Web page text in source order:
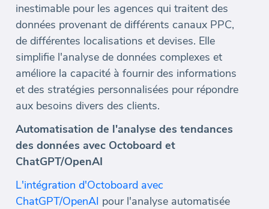
inestimable pour les agences qui traitent des
données provenant de différents canaux PPC,
de différentes localisations et devises. Elle
simplifie l'analyse de données complexes et
améliore la capacité à fournir des informations
et des stratégies personnalisées pour répondre
aux besoins divers des clients.
Automatisation de l'analyse des tendances
des données avec Octoboard et
ChatGPT/OpenAI
L'intégration d'Octoboard avec
ChatGPT/OpenAI pour l'analyse automatisée